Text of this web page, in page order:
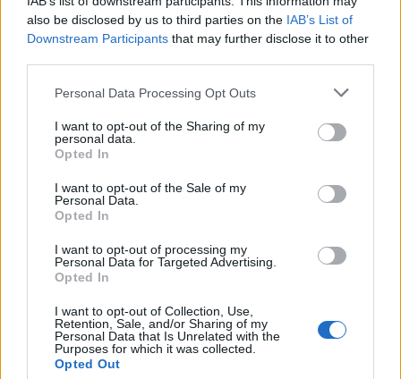
also be disclosed by us to third parties on the IAB’s List of
Downstream Participants that may further disclose it to other
Please note that this website/app uses one or more Google
not limited to your visit or usage behaviour. You may click to
grant or deny consent to Google and its third-party tags to
use your data for below specified purposes in below Google
consent section.
Personal Data Processing Opt Outs
I want to opt-out of the Sharing of my
personal data.
Opted In
I want to opt-out of the Sale of my
Personal Data.
Opted In
I want to opt-out of processing my
Personal Data for Targeted Advertising.
Opted In
I want to opt-out of Collection, Use,
Retention, Sale, and/or Sharing of my
Personal Data that Is Unrelated with the
Purposes for which it was collected.
Opted Out
polgármesterjelöltje szerint a munkanélküliség kezelésére és a
gazdaság hosszú távú fejlesztésére az óvodától a szakma
salgótarjáni valósággal"
HÍRLEVÉL